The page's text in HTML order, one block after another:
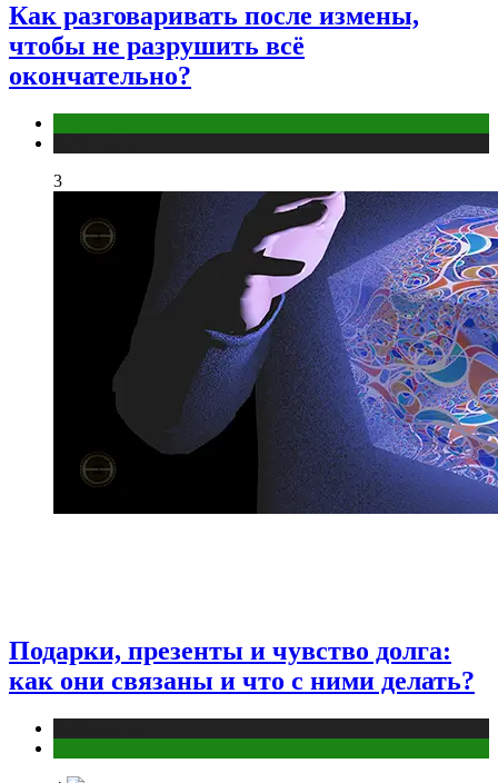
Как разговаривать после измены,
чтобы не разрушить всё
окончательно?
3
Подарки, презенты и чувство долга:
как они связаны и что с ними делать?